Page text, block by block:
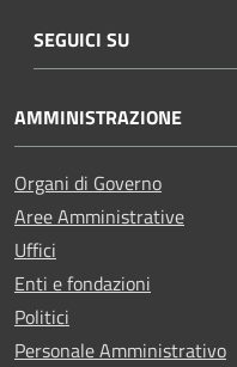
SEGUICI SU
AMMINISTRAZIONE
Organi di Governo
Aree Amministrative
Uffici
Enti e fondazioni
Politici
Personale Amministrativo